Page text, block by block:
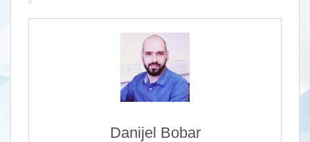
Danijel Bobar